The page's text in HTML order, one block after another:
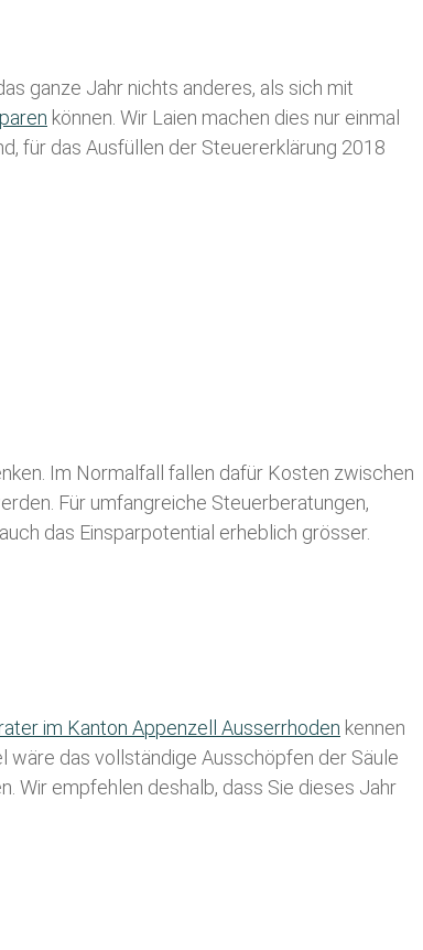
ganze Jahr nichts anderes, als sich mit
können. Wir Laien machen dies nur einmal
für das Ausfüllen der Steuererklärung 2018
Im Normalfall fallen dafür Kosten zwischen
Für umfangreiche Steuerberatungen,
das Einsparpotential erheblich grösser.
im K anton Appenzell Ausserrhoden kennen
wäre das vollständige Ausschöpfen der Säule
Wir empfehlen deshalb, dass Sie dieses Jahr